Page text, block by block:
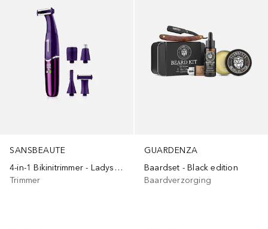
SANSBEAUTE
4-in-1 Bikinitrimmer - Ladyshave - Scheerapparaat - Gezicht - Oksels - Benen - Bikinilijn
Trimmer
GUARDENZA
Baardset - Black edition
Baardverzorging